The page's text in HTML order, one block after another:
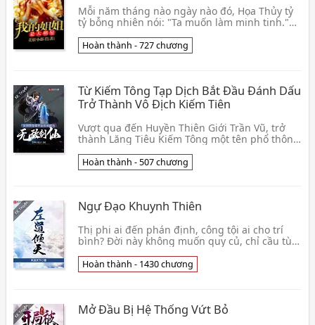
Mỗi năm tháng nào ngày nào đó, Họa Thủy tỷ
tỷ bỗng nhiên nói: "Ta muốn làm minh tinh."
được lão👦 Mại Báo Tiểu Lang Quân
Hoàn thành - 727 chương
Từ Kiếm Tông Tạp Dịch Bắt Đầu Đánh Dấu
Trở Thành Vô Địch Kiếm Tiên
Vượt qua đến Huyền Thiên Giới Trần Vũ, trở
thành Lăng Tiêu Kiếm Tông một tên phổ thông
thống, chỉ 👦 Chí Tôn Tiểu Cuồng Nhân
Hoàn thành - 507 chương
Ngự Đạo Khuynh Thiên
Thị phi ai đến phán định, công tội ai cho trí
bình? Đời này không muốn quy củ, chỉ cầu tùy
ngang👦 Phong Lăng Thiên Hạ
Hoàn thành - 1430 chương
Mở Đầu Bị Hệ Thống Vứt Bỏ